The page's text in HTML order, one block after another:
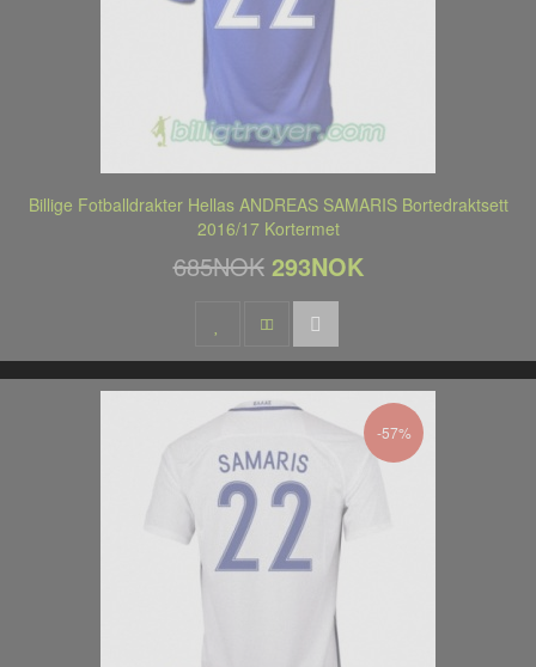
Billige Fotballdrakter Hellas ANDREAS SAMARIS Bortedraktsett
2016/17 Kortermet
685NOK 293NOK
-57%